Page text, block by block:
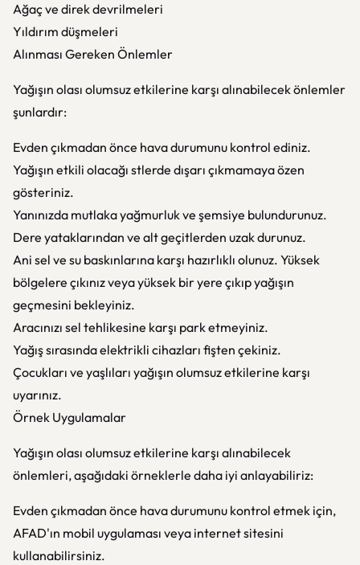
Ağaç ve direk devrilmeleri
Yıldırım düşmeleri
Alınması Gereken Önlemler
Yağışın olası olumsuz etkilerine karşı alınabilecek önlemler
şunlardır:
Evden çıkmadan önce hava durumunu kontrol ediniz.
Yağışın etkili olacağı stlerde dışarı çıkmamaya özen
gösteriniz.
Yanınızda mutlaka yağmurluk ve şemsiye bulundurunuz.
Dere yataklarından ve alt geçitlerden uzak durunuz.
Ani sel ve su baskınlarına karşı hazırlıklı olunuz. Yüksek
bölgelere çıkınız veya yüksek bir yere çıkıp yağışın
geçmesini bekleyiniz.
Aracınızı sel tehlikesine karşı park etmeyiniz.
Yağış sırasında elektrikli cihazları fişten çekiniz.
Çocukları ve yaşlıları yağışın olumsuz etkilerine karşı
uyarınız.
Örnek Uygulamalar
Yağışın olası olumsuz etkilerine karşı alınabilecek
önlemleri, aşağıdaki örneklerle daha iyi anlayabiliriz:
Evden çıkmadan önce hava durumunu kontrol etmek için,
AFAD'ın mobil uygulaması veya internet sitesini
kullanabilirsiniz.